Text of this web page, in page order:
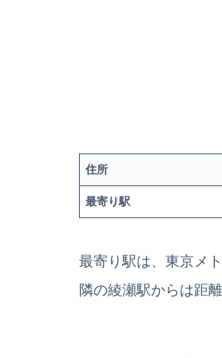
住所
最寄り駅
最寄り駅は、東京メ
隣の綾瀬駅からは距